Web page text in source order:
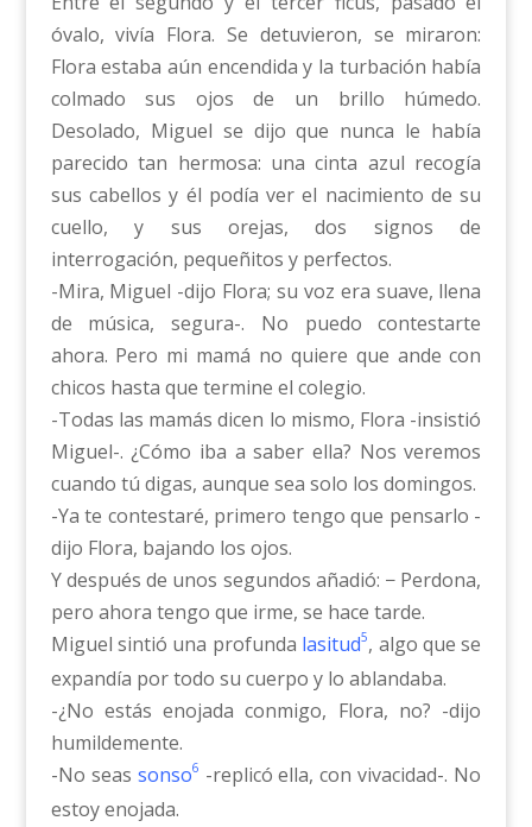
óvalo, vivía Flora. Se detuvieron, se miraron:
Flora estaba aún encendida y la turbación había
colmado sus ojos de un brillo húmedo.
Desolado, Miguel se dijo que nunca le había
parecido tan hermosa: una cinta azul recogía
sus cabellos y él podía ver el nacimiento de su
cuello, y sus orejas, dos signos de
interrogación, pequeñitos y perfectos.
-Mira, Miguel -dijo Flora; su voz era suave, llena
de música, segura-. No puedo contestarte
ahora. Pero mi mamá no quiere que ande con
chicos hasta que termine el colegio.
-Todas las mamás dicen lo mismo, Flora -insistió
Miguel-. ¿Cómo iba a saber ella? Nos veremos
cuando tú digas, aunque sea solo los domingos.
-Ya te contestaré, primero tengo que pensarlo -
dijo Flora, bajando los ojos.
Y después de unos segundos añadió: − Perdona,
pero ahora tengo que irme, se hace tarde.
Miguel sintió una profunda lasitud5, algo que se
expandía por todo su cuerpo y lo ablandaba.
-¿No estás enojada conmigo, Flora, no? -dijo
humildemente.
-No seas sonso6 -replicó ella, con vivacidad-. No
estoy enojada.